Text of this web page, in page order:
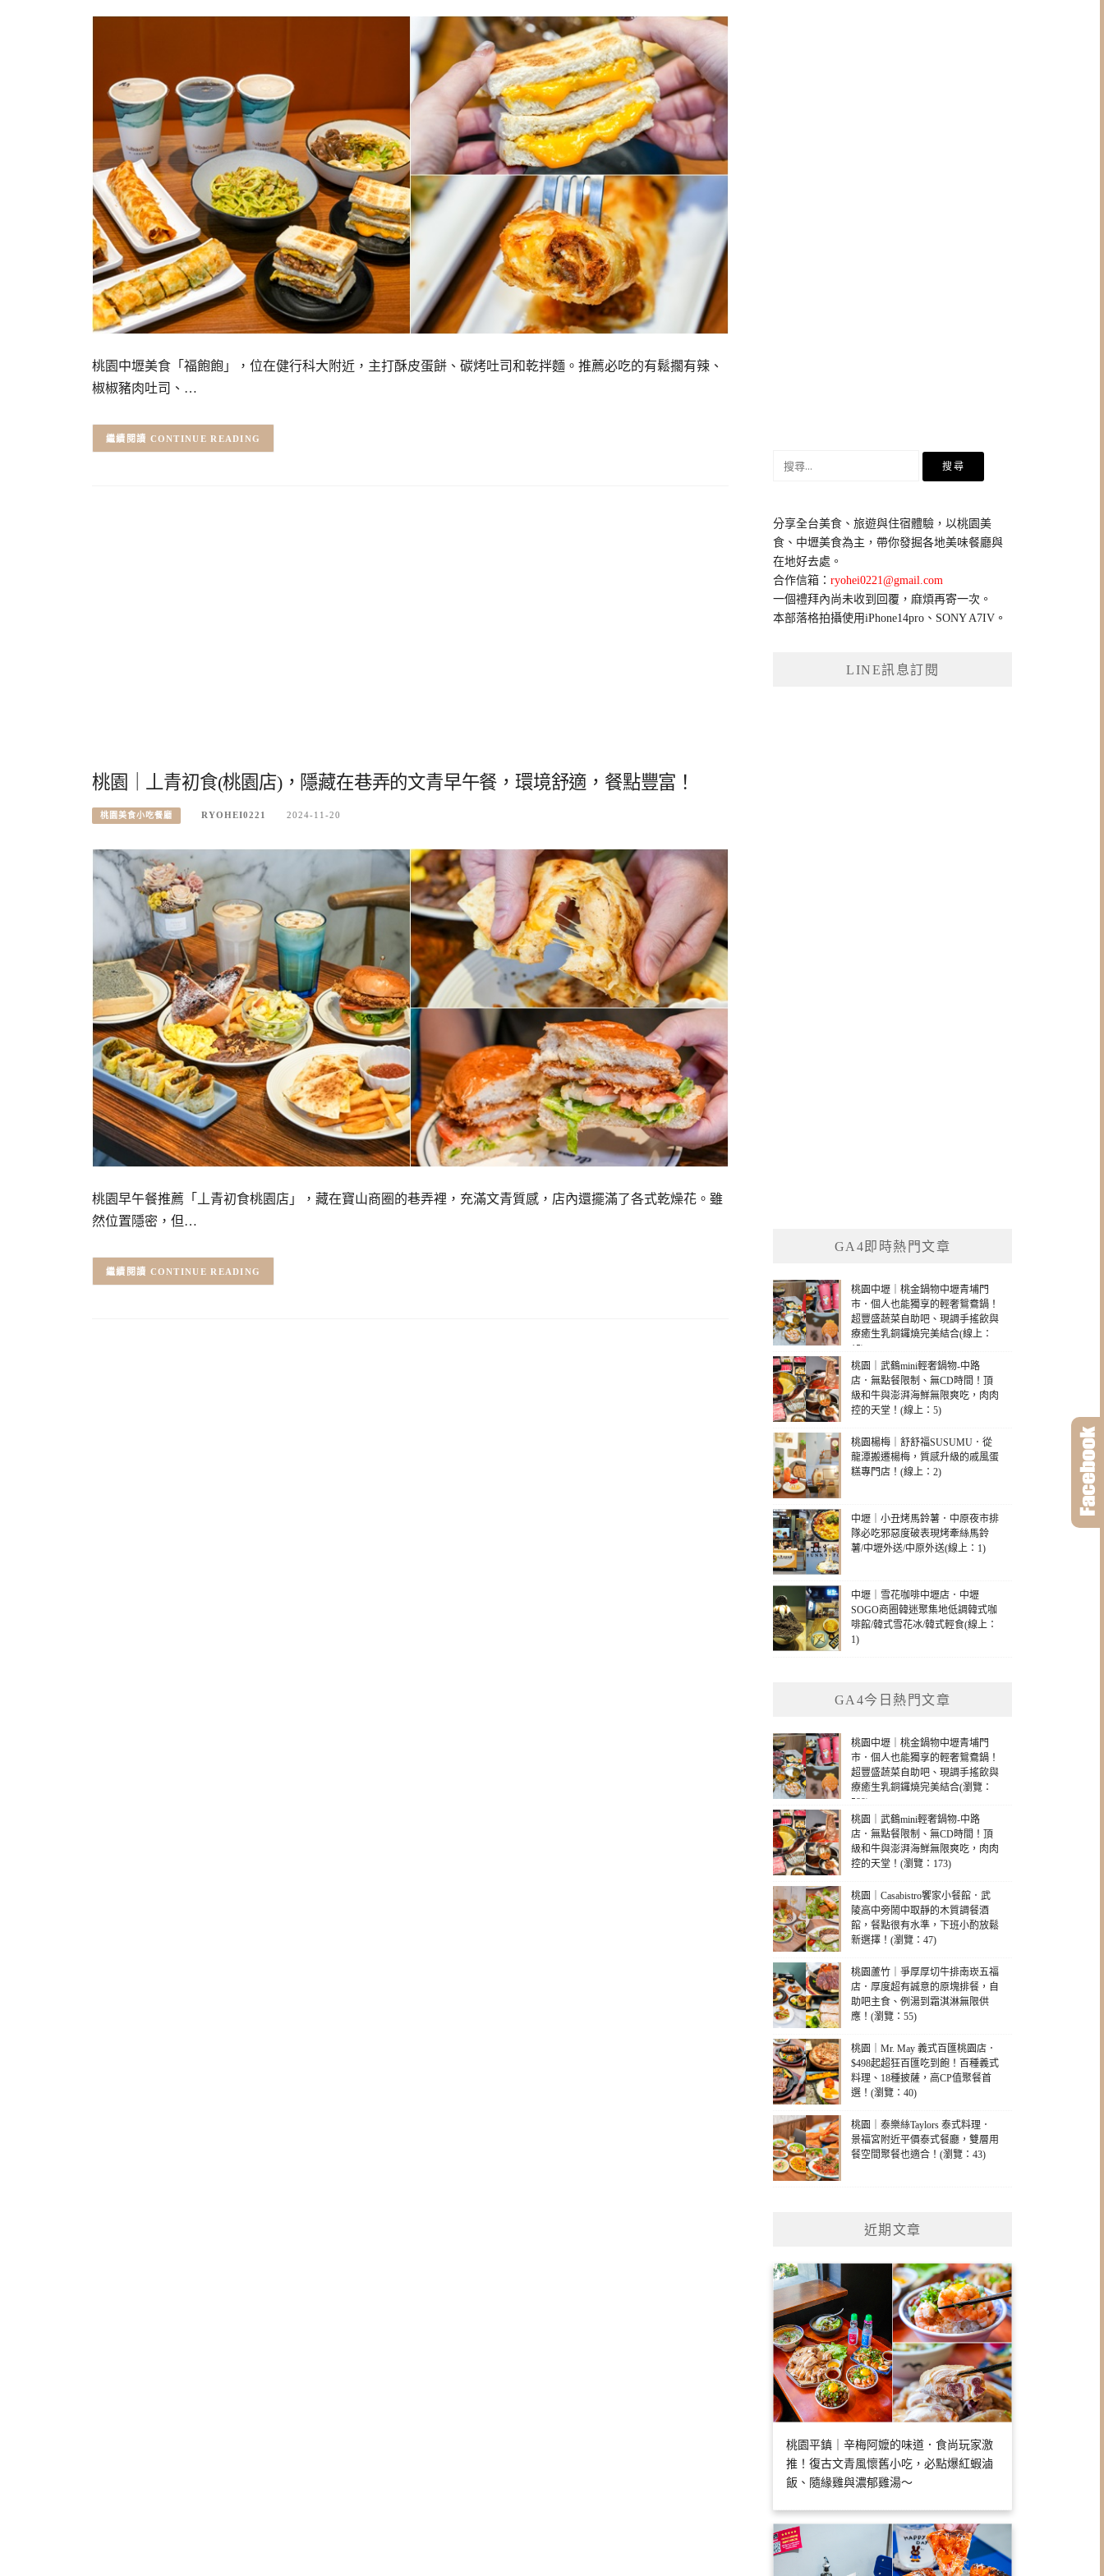
桃園中壢美食「福飽飽」，位在健行科大附近，主打酥皮蛋餅、碳烤吐司和乾拌麵。推薦必吃的有鬆擱有辣、
椒椒豬肉吐司、…
CONTINUE READING
桃園｜丄青初食(桃園店)，隱藏在巷弄的文青早午餐，環境舒適，餐點豐富！
桃園美食小吃餐廳 RYOHEI0221 2024-11-20
桃園早午餐推薦「丄青初食桃園店」，藏在寶山商圈的巷弄裡，充滿文青質感，店內還擺滿了各式乾燥花。雖
然位置隱密，但…
CONTINUE READING
鍵
字:
分享全台美食、旅遊與住宿體驗，以桃園美
食、中壢美食為主，帶你發掘各地美味餐廳與
在地好去處。
合作信箱：ryohei0221@gmail.com
一個禮拜內尚未收到回覆，麻煩再寄一次。
本部落格拍攝使用iPhone14pro、SONY A7IV。
LINE訊息訂閱
GA4即時熱門文章
桃園中壢｜桃金鍋物中壢青埔門
市．個人也能獨享的輕奢鴛鴦鍋！
超豐盛蔬菜自助吧、現調手搖飲與
療癒生乳銅鑼燒完美結合(線上：
15)
桃園｜武鶴mini輕奢鍋物-中路
店．無點餐限制、無CD時間！頂
級和牛與澎湃海鮮無限爽吃，肉肉
控的天堂！(線上：5)
桃園楊梅｜舒舒福SUSUMU．從
龍潭搬遷楊梅，質感升級的戚風蛋
糕專門店！(線上：2)
中壢｜小丑烤馬鈴薯．中原夜市排
隊必吃邪惡度破表現烤牽絲馬鈴
薯/中壢外送/中原外送(線上：1)
中壢｜雪花咖啡中壢店．中壢
SOGO商圈韓迷聚集地低調韓式咖
啡館/韓式雪花冰/韓式輕食(線上：
1)
GA4今日熱門文章
桃園中壢｜桃金鍋物中壢青埔門
市．個人也能獨享的輕奢鴛鴦鍋！
超豐盛蔬菜自助吧、現調手搖飲與
療癒生乳銅鑼燒完美結合(瀏覽：
589)
桃園｜武鶴mini輕奢鍋物-中路
店．無點餐限制、無CD時間！頂
級和牛與澎湃海鮮無限爽吃，肉肉
控的天堂！(瀏覽：173)
桃園｜Casabistro饗家小餐館．武
陵高中旁鬧中取靜的木質調餐酒
館，餐點很有水準，下班小酌放鬆
新選擇！(瀏覽：47)
桃園蘆竹｜爭厚厚切牛排南崁五福
店．厚度超有誠意的原塊排餐，自
助吧主食、例湯到霜淇淋無限供
應！(瀏覽：55)
桃園｜Mr. May 義式百匯桃園店．
$498起超狂百匯吃到飽！百種義式
料理、18種披薩，高CP值聚餐首
選！(瀏覽：40)
桃園｜泰樂絲Taylors 泰式料理．
景福宮附近平價泰式餐廳，雙層用
餐空間聚餐也適合！(瀏覽：43)
近期文章
桃園平鎮｜辛梅阿嬤的味道．食尚玩家激
推！復古文青風懷舊小吃，必點爆紅蝦滷
飯、隨緣雞與濃郁雞湯～